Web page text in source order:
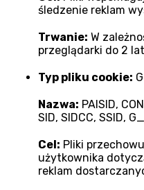
śledzenie reklam
Trwanie: W
przeglądarki do 2
Typ pliku cookie:
Nazwa: PAISID,
SID, SIDCC, SSID,
Cel: Pliki
użytkownika
reklam